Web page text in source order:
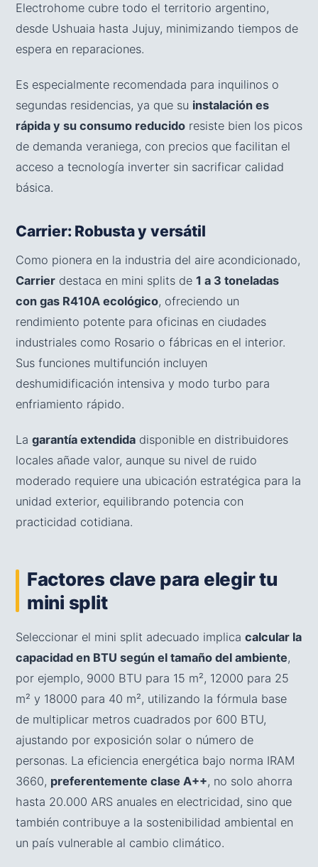
Electrohome cubre todo el territorio argentino,
desde Ushuaia hasta Jujuy, minimizando tiempos de
espera en reparaciones.
Es especialmente recomendada para inquilinos o
segundas residencias, ya que su instalación es
rápida y su consumo reducido resiste bien los picos
de demanda veraniega, con precios que facilitan el
acceso a tecnología inverter sin sacrificar calidad
básica.
Carrier: Robusta y versátil
Como pionera en la industria del aire acondicionado,
Carrier destaca en mini splits de 1 a 3 toneladas
con gas R410A ecológico, ofreciendo un
rendimiento potente para oficinas en ciudades
industriales como Rosario o fábricas en el interior.
Sus funciones multifunción incluyen
deshumidificación intensiva y modo turbo para
enfriamiento rápido.
La garantía extendida disponible en distribuidores
locales añade valor, aunque su nivel de ruido
moderado requiere una ubicación estratégica para la
unidad exterior, equilibrando potencia con
practicidad cotidiana.
Factores clave para elegir tu
mini split
Seleccionar el mini split adecuado implica calcular la
capacidad en BTU según el tamaño del ambiente,
por ejemplo, 9000 BTU para 15 m², 12000 para 25
m² y 18000 para 40 m², utilizando la fórmula base
de multiplicar metros cuadrados por 600 BTU,
ajustando por exposición solar o número de
personas. La eficiencia energética bajo norma IRAM
3660, preferentemente clase A++, no solo ahorra
hasta 20.000 ARS anuales en electricidad, sino que
también contribuye a la sostenibilidad ambiental en
un país vulnerable al cambio climático.